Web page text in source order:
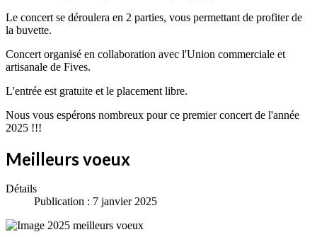
Le concert se déroulera en 2 parties, vous permettant de profiter de
la buvette.
Concert organisé en collaboration avec l'Union commerciale et
artisanale de Fives.
L'entrée est gratuite et le placement libre.
Nous vous espérons nombreux pour ce premier concert de l'année
2025 !!!
Meilleurs voeux
Détails
Publication : 7 janvier 2025